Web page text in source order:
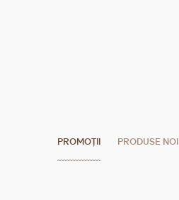
PROMOȚII PRODUSE NOI